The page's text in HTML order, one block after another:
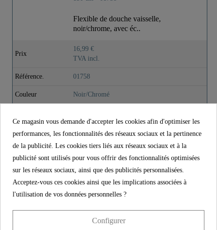
Flexible de douche vaisselle,
noir/chrome, avec éc..
Prix
16,99 €
TVA incl.
Référence. 01758
Couleur Noir/Chromé
Longueur 150,0 cm
CONTACT
Franz Joseph Schütte GmbH
Hullerweg 1
49134 Wallenhorst
Ce magasin vous demande d'accepter les cookies afin d'optimiser les
performances, les fonctionnalités des réseaux sociaux et la pertinence
de la publicité. Les cookies tiers liés aux réseaux sociaux et à la
publicité sont utilisés pour vous offrir des fonctionnalités optimisées
sur les réseaux sociaux, ainsi que des publicités personnalisées.
Acceptez-vous ces cookies ainsi que les implications associées à
l'utilisation de vos données personnelles ?
Configurer